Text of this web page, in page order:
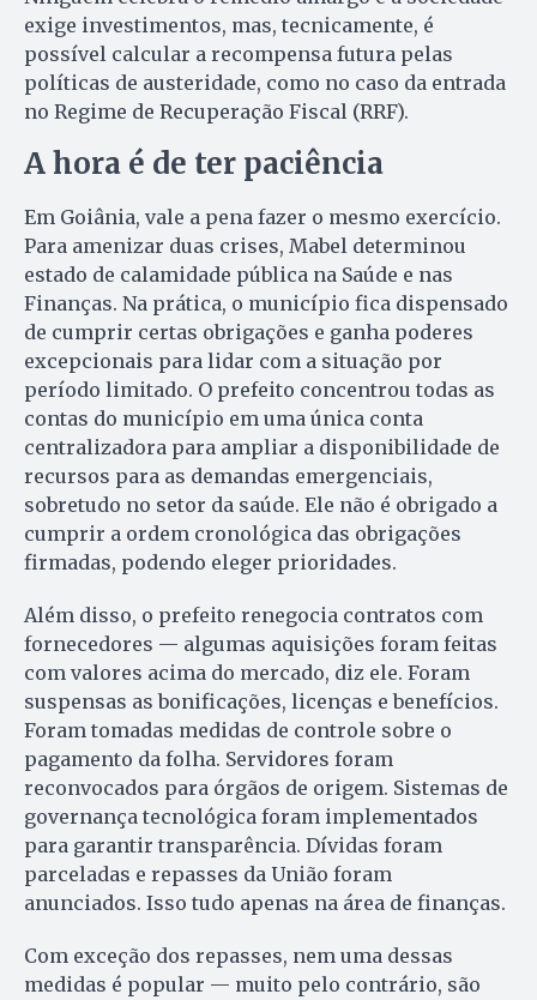
exige investimentos, mas, tecnicamente, é
possível calcular a recompensa futura pelas
políticas de austeridade, como no caso da entrada
no Regime de Recuperação Fiscal (RRF).
A hora é de ter paciência
Em Goiânia, vale a pena fazer o mesmo exercício.
Para amenizar duas crises, Mabel determinou
estado de calamidade pública na Saúde e nas
Finanças. Na prática, o município fica dispensado
de cumprir certas obrigações e ganha poderes
excepcionais para lidar com a situação por
período limitado. O prefeito concentrou todas as
contas do município em uma única conta
centralizadora para ampliar a disponibilidade de
recursos para as demandas emergenciais,
sobretudo no setor da saúde. Ele não é obrigado a
cumprir a ordem cronológica das obrigações
firmadas, podendo eleger prioridades.
Além disso, o prefeito renegocia contratos com
fornecedores — algumas aquisições foram feitas
com valores acima do mercado, diz ele. Foram
suspensas as bonificações, licenças e benefícios.
Foram tomadas medidas de controle sobre o
pagamento da folha. Servidores foram
reconvocados para órgãos de origem. Sistemas de
governança tecnológica foram implementados
para garantir transparência. Dívidas foram
parceladas e repasses da União foram
anunciados. Isso tudo apenas na área de finanças.
Com exceção dos repasses, nem uma dessas
medidas é popular — muito pelo contrário, são